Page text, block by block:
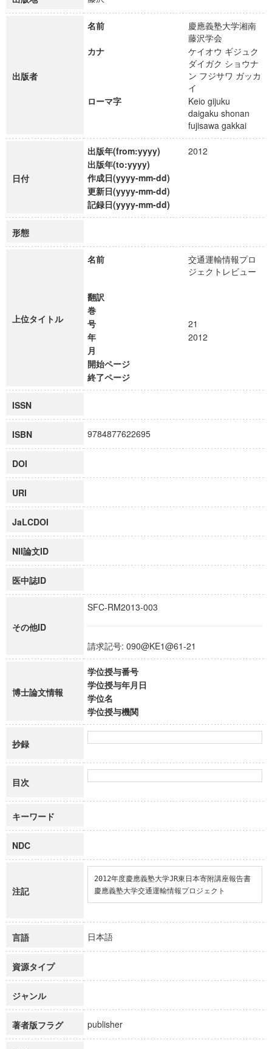
出版者
名前
慶應義塾大学湘南
藤沢学会
カナ
ケイオウ ギジュク
ダイガク ショウナ
ン フジサワ ガッカ
イ
ローマ字
Keio gijuku
daigaku shonan
fujisawa gakkai
日付
出版年(from:yyyy)
2012
出版年(to:yyyy)
作成日(yyyy-mm-dd)
更新日(yyyy-mm-dd)
記録日(yyyy-mm-dd)
形態
上位タイトル
名前
交通運輸情報プロ
ジェクトレビュー
翻訳
巻
号
21
年
2012
月
開始ページ
終了ページ
ISSN
ISBN 9784877622695
DOI
URI
JaLCDOI
NII論文ID
医中誌ID
その他ID
SFC-RM2013-003
請求記号: 090@KE1@61-21
博士論文情報
学位授与番号
学位授与年月日
学位名
学位授与機関
抄録
目次
キーワード
NDC
注記
2012年度慶應義塾大学JR東日本寄附講座報告書
慶應義塾大学交通運輸情報プロジェクト
言語 日本語
資源タイプ
ジャンル
著者版フラグ publisher